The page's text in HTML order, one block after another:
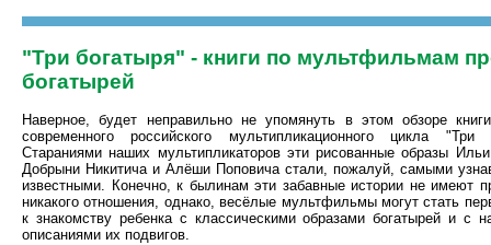
"Три богатыря" - книги по мультфильмам
богатырей
Наверное, будет неправильно не упомянуть в этом обзоре
современного российского мультипликационного цикла "Три
Стараниями наших мультипликаторов эти рисованные образы
Добрыни Никитича и Алёши Поповича стали, пожалуй, самыми
известными. Конечно, к былинам эти забавные истории не имеют
никакого отношения, однако, весёлые мультфильмы могут стать
к знакомству ребенка с классическими образами богатырей и с
описаниями их подвигов.